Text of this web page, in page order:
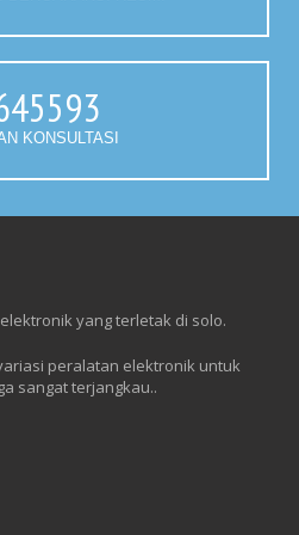
KONSULTASI
yang terletak di solo.
peralatan elektronik untuk
sangat terjangkau..